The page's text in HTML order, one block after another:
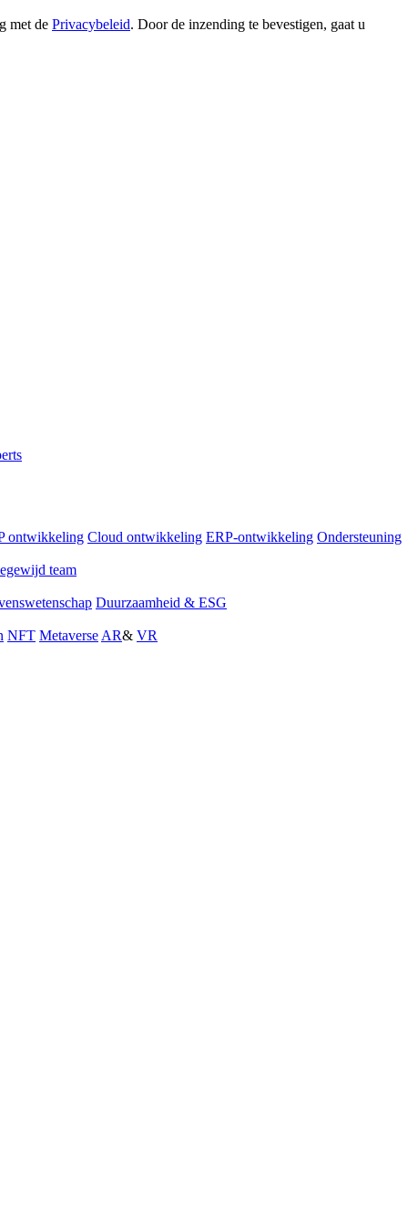
met de Privacybeleid. Door de inzending te bevestigen, gaat u
ontwikkeling Cloud ontwikkeling ERP-ontwikkeling Ondersteuning
team
Duurzaamheid & ESG
NFT Metaverse AR& VR